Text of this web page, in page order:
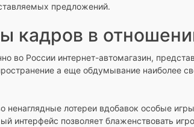
предложений.
кадров в
во России интернет-автомагазин,
а еще обдумывание
лотереи вдобавок особые
интерфейс позволяет блаженствовать